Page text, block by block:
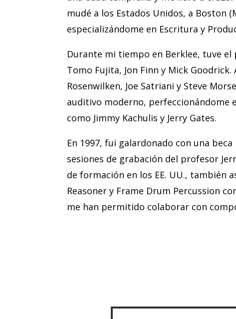
mudé a los Estados Unidos, a Boston
especializándome en Escritura y
Durante mi tiempo en Berklee, tuve
Tomo Fujita, Jon Finn y Mick
Rosenwilken, Joe Satriani y Steve
auditivo moderno, perfeccionándome
como Jimmy Kachulis y Jerry Gates.
En 1997, fui galardonado con una
sesiones de grabación del profesor
de formación en los EE. UU., también
Reasoner y Frame Drum Percussion
me han permitido colaborar con